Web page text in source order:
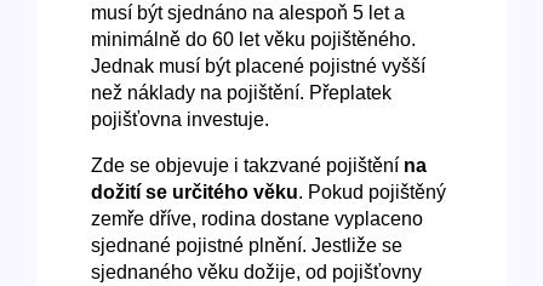
musí být sjednáno na alespoň 5 let a
minimálně do 60 let věku pojištěného.
Jednak musí být placené pojistné vyšší
než náklady na pojištění. Přeplatek
pojišťovna investuje.
Zde se objevuje i takzvané pojištění na
dožití se určitého věku. Pokud pojištěný
zemře dříve, rodina dostane vyplaceno
sjednané pojistné plnění. Jestliže se
sjednaného věku dožije, od pojišťovny